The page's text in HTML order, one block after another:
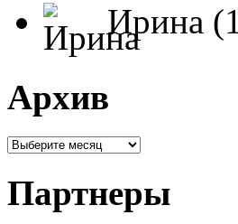
Ирина
Архив
Партнеры